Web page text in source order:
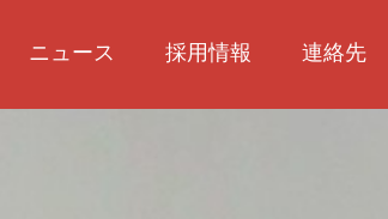
ニュース 採用情報 連絡先